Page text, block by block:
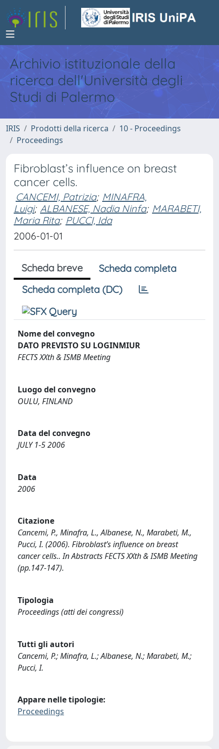
Archivio istituzionale della
ricerca dell'Università degli
Studi di Palermo
IRIS Prodotti della ricerca
10 - Proceedings
Proceedings
Fibroblast’s influence on breast
cancer cells.
CANCEMI, Patrizia; MINAFRA,
Luigi; ALBANESE, Nadia Ninfa; MARABETI,
Maria Rita; PUCCI, Ida
2006-01-01
Scheda breve
Scheda completa
Scheda completa (DC)
Nome del convegno
DATO PREVISTO SU LOGINMIUR
FECTS XXth & ISMB Meeting
Luogo del convegno
OULU, FINLAND
Data del convegno
JULY 1-5 2006
Data
2006
Citazione
Cancemi, P., Minafra, L., Albanese, N., Marabeti, M.,
Pucci, I. (2006). Fibroblast’s influence on breast
cancer cells.. In Abstracts FECTS XXth & ISMB Meeting
(pp.147-147).
Tipologia
Proceedings (atti dei congressi)
Tutti gli autori
Cancemi, P.; Minafra, L.; Albanese, N.; Marabeti, M.;
Pucci, I.
Appare nelle tipologie:
Proceedings